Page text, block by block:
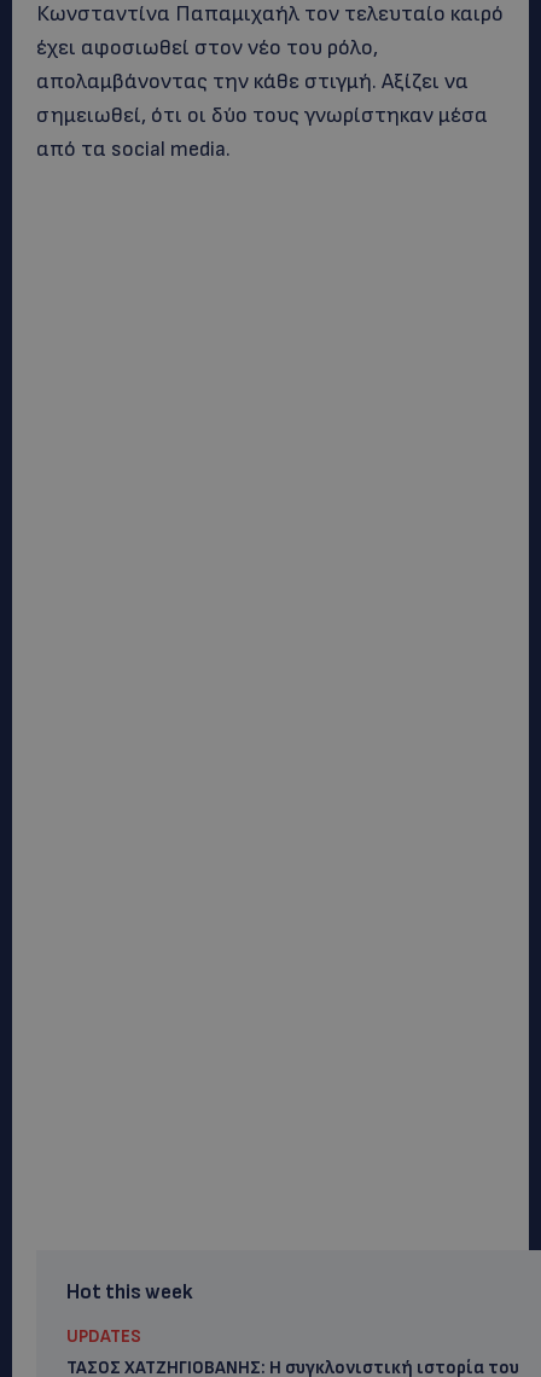
Κωνσταντίνα Παπαμιχαήλ τον τελευταίο καιρό
έχει αφοσιωθεί στον νέο του ρόλο,
απολαμβάνοντας την κάθε στιγμή. Aξίζει να
σημειωθεί, ότι οι δύο τους γνωρίστηκαν μέσα
από τα social media.
Hot this week
UPDATES
ΤΑΣΟΣ ΧΑΤΖΗΓΙΟΒΑΝΗΣ: Η συγκλονιστική ιστορία του